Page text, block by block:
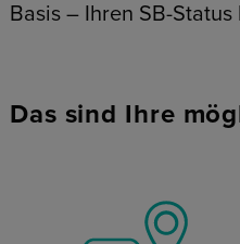
Basis – Ihren SB-
Das sind Ihre